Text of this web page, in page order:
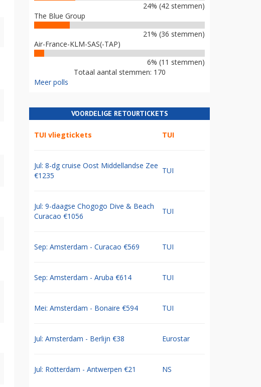
24% (42 stemmen)
The Blue Group
21% (36 stemmen)
Air-France-KLM-SAS(-TAP)
6% (11 stemmen)
Totaal aantal stemmen: 170
Meer polls
VOORDELIGE RETOURTICKETS
TUI vliegtickets TUI
Jul: 8-dg cruise Oost Middellandse Zee
€1235
TUI
Jul: 9-daagse Chogogo Dive & Beach
Curacao €1056
TUI
Sep: Amsterdam - Curacao €569 TUI
Sep: Amsterdam - Aruba €614 TUI
Mei: Amsterdam - Bonaire €594 TUI
Jul: Amsterdam - Berlijn €38 Eurostar
Jul: Rotterdam - Antwerpen €21 NS